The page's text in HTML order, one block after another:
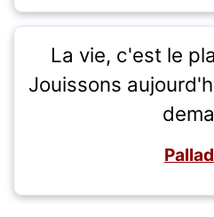
La vie, c'est le
Jouissons